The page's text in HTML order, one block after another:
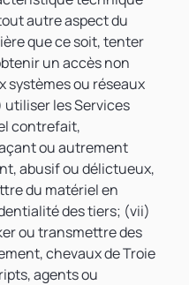
autre aspect du
que ce soit, tenter
un accès non
systèmes ou réseaux
les Services
contrefait,
ou autrement
abusif ou délictueux,
du matériel en
des tiers; (vii)
ou transmettre des
chevaux de Troie
agents ou